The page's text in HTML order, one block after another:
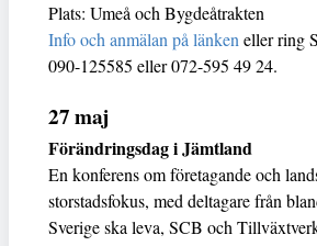
Plats: Umeå och Bygdeåtrakten
Info och anmälan på länken eller ring
090-125585 eller 072-595 49 24.
27 maj
Förändringsdag i Jämtland
En konferens om företagande och
storstadsfokus, med deltagare från
Sverige ska leva, SCB och